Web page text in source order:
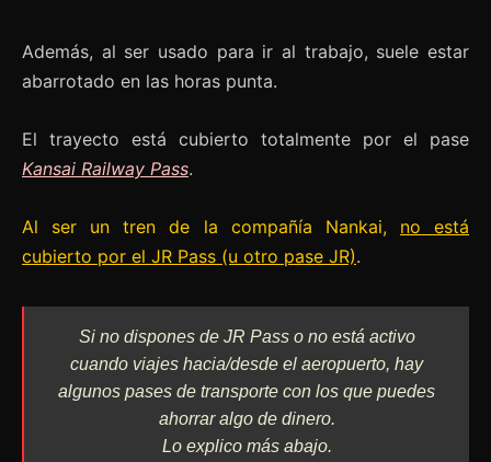
Además, al ser usado para ir al trabajo, suele estar
abarrotado en las horas punta.
El trayecto está cubierto totalmente por el pase
Kansai Railway Pass.
Al ser un tren de la compañía Nankai, no está
cubierto por el JR Pass (u otro pase JR).
Si no dispones de JR Pass o no está activo
cuando viajes hacia/desde el aeropuerto, hay
algunos pases de transporte con los que puedes
ahorrar algo de dinero.
Lo explico más abajo.